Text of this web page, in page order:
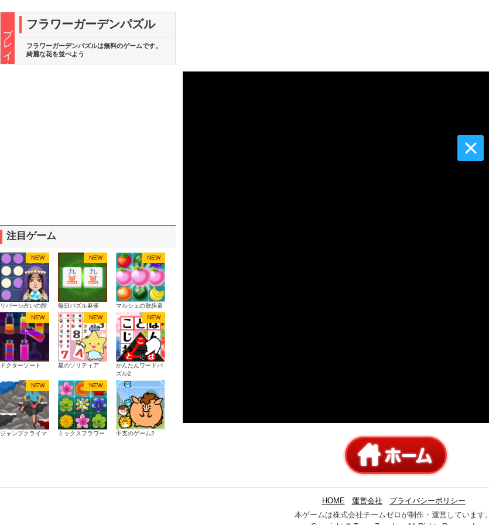
プレイ中 フラワーガーデンパズル
フラワーガーデンパズルは無料のゲームです。
綺麗な花を並べよう
注目ゲーム
リバーシ占いの館
NEW
毎日パズル麻雀
NEW
マルシェの散歩道
NEW
ドクターソート
NEW
星のソリティア
NEW
かんたんワードパ
ズル2
NEW
ジャンプクライマ
NEW
ミックスフラワー
NEW
干支のゲーム2
HOME 運営会社
プライバシーポリシー
本ゲームは株式会社チームゼロが制作・運営しています。